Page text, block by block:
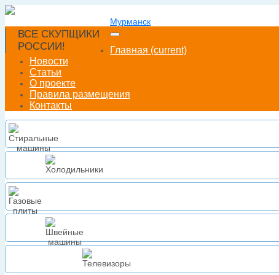
ВСЕ СКУПЩИКИ
РОССИИ!
Мурманск
Главная (current)
Новости
Статьи
О проекте
Правила размещения
Контакты